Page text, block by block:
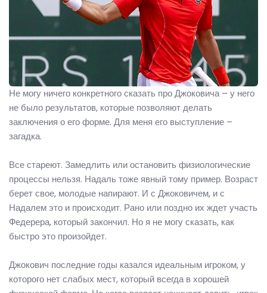
Не могу ничего конкретного сказать про Джоковича – у него
не было результатов, которые позволяют делать
заключения о его форме. Для меня его выступление –
загадка.
Все стареют. Замедлить или остановить физиологические
процессы нельзя. Надаль тоже явный тому пример. Возраст
берет свое, молодые напирают. И с Джоковичем, и с
Надалем это и происходит. Рано или поздно их ждет участь
Федерера, который закончил. Но я не могу сказать, как
быстро это произойдет.
Джокович последние годы казался идеальным игроком, у
которого нет слабых мест, который всегда в хорошей